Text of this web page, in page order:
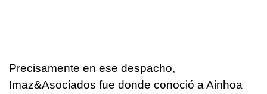
Precisamente en ese despacho,
Imaz&Asociados fue donde conoció a Ainhoa